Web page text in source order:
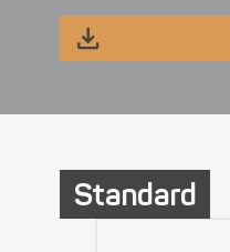
Standard